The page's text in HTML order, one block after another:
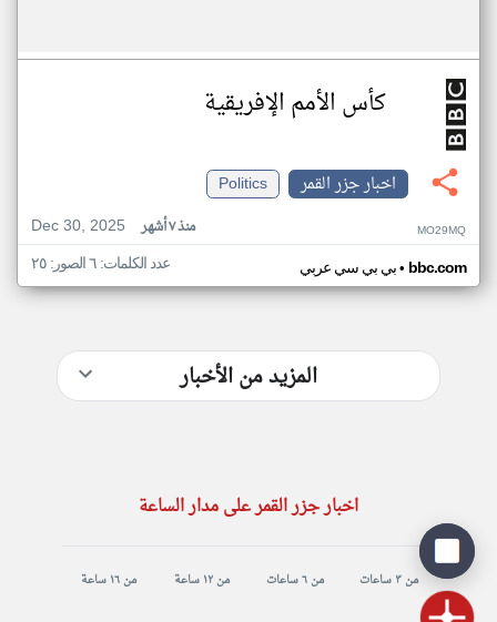
كأس الأمم الإفريقية
اخبار جزر القمر
Politics
Dec 30, 2025
منذ ٧ أشهر MO29MQ
بي بي سي عربي• bbc.com عدد الكلمات: ٦ الصور: ٢٥
المزيد من الأخبار
اخبار جزر القمر على مدار الساعة
من ٣ ساعات من ٦ ساعات من ١٢ ساعة من ١٦ ساعة